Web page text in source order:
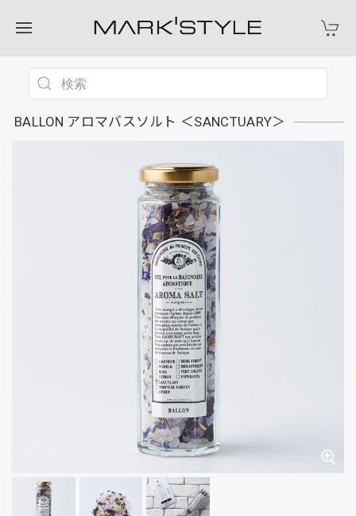
BALLON アロマバスソルト ＜SANCTUARY＞